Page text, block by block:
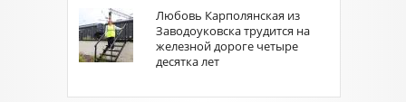
Любовь Карполянская из
Заводоуковска трудится на
железной дороге четыре
десятка лет